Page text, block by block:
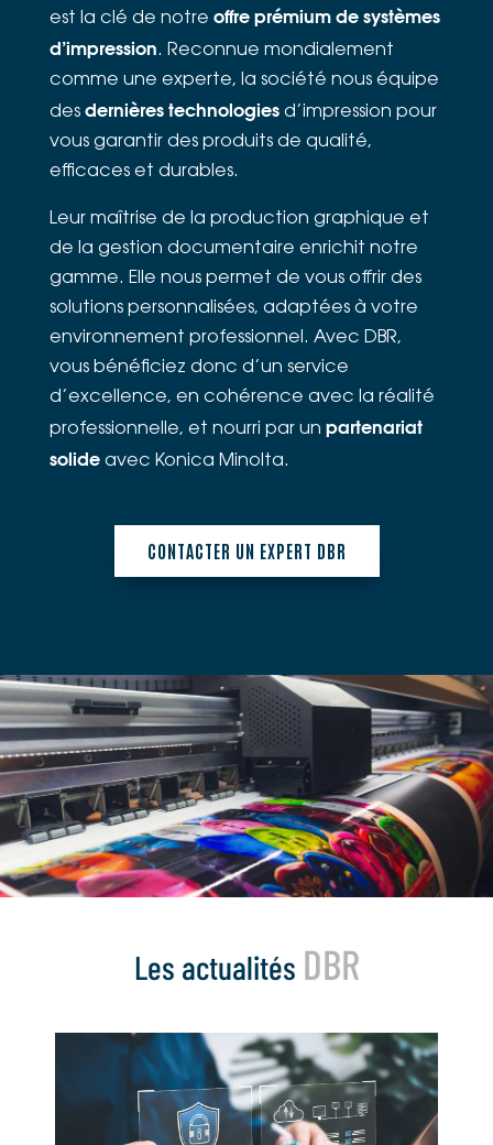
est la clé de notre offre prémium de systèmes
d’impression. Reconnue mondialement
comme une experte, la société nous équipe
des dernières technologiesd’impression pour
vous garantir des produits de qualité,
efficaces et durables.
Leur maîtrise de la production graphique et
de la gestion documentaire enrichit notre
gamme. Elle nous permet de vous offrir des
solutions personnalisées, adaptées à votre
environnement professionnel. Avec DBR,
vous bénéficiez donc d’un service
d’excellence, en cohérence avec la réalité
professionnelle, et nourri par un partenariat
solideavec Konica Minolta.
CONTACTER UN EXPERT DBR
Les actualités DBR